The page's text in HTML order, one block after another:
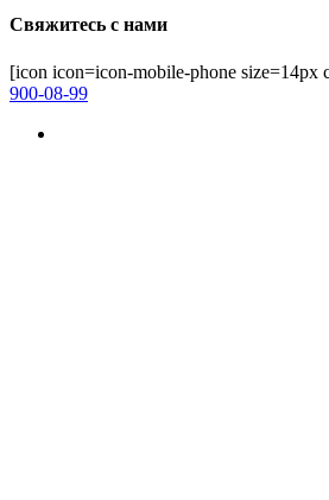
Свяжитесь с нами
[icon icon=icon-mobile-phone size=14px
900-08-99